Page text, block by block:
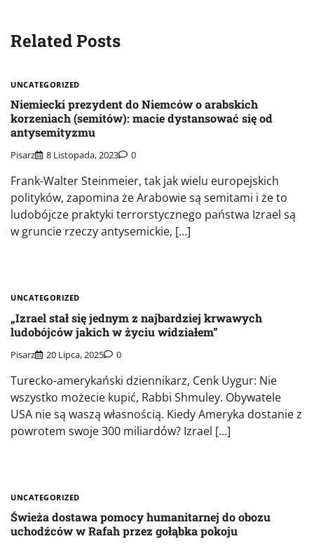
Related Posts
UNCATEGORIZED
Niemiecki prezydent do Niemców o arabskich
korzeniach (semitów): macie dystansować się od
antysemityzmu
Pisarz 8 Listopada, 2023 0
Frank-Walter Steinmeier, tak jak wielu europejskich
polityków, zapomina że Arabowie są semitami i że to
ludobójcze praktyki terrorstycznego państwa Izrael są
w gruncie rzeczy antysemickie, […]
UNCATEGORIZED
„Izrael stał się jednym z najbardziej krwawych
ludobójców jakich w życiu widziałem”
Pisarz 20 Lipca, 2025 0
Turecko-amerykański dziennikarz, Cenk Uygur: Nie
wszystko możecie kupić, Rabbi Shmuley. Obywatele
USA nie są waszą własnością. Kiedy Ameryka dostanie z
powrotem swoje 300 miliardów? Izrael […]
UNCATEGORIZED
Świeża dostawa pomocy humanitarnej do obozu
uchodźców w Rafah przez gołąbka pokoju